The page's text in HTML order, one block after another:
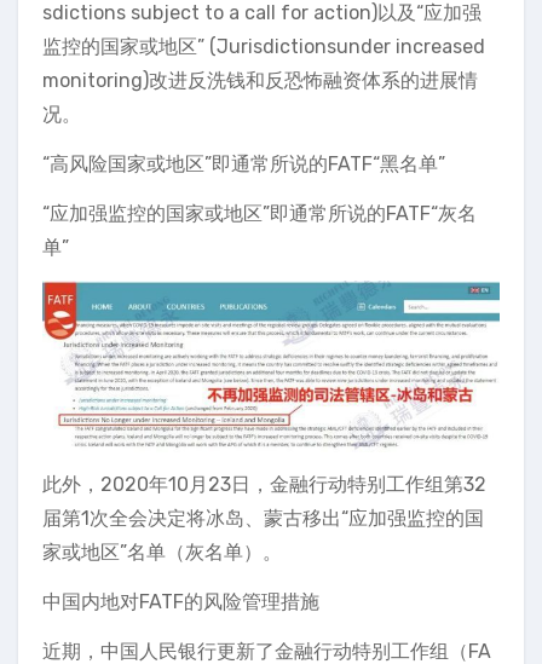
sdictions subject to a call for action)以及“应加强
监控的国家或地区” (Jurisdictionsunder increased
monitoring)改进反洗钱和反恐怖融资体系的进展情
况。
“高风险国家或地区”即通常所说的FATF“黑名单”
“应加强监控的国家或地区”即通常所说的FATF“灰名
单”
此外，2020年10月23日，金融行动特别工作组第32
届第1次全会决定将冰岛、蒙古移出“应加强监控的国
家或地区”名单（灰名单）。
中国内地对FATF的风险管理措施
近期，中国人民银行更新了金融行动特别工作组（FA